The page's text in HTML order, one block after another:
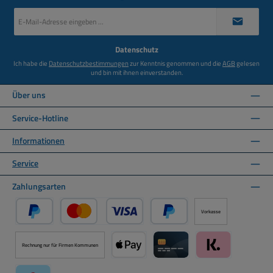
Mail-
Datenschutz
Ich habe die Datenschutzbestimmungenzur Kenntnis genommen und dieAGBgelesen
und bin mit ihnen einverstanden.
Über uns
Service-Hotline
Informationen
Service
Zahlungsarten
PayPal Kredit- oder Debitkarte über PayPal
Später Bezahlen über PayPal
Vorkasse
Rechnung nur für Firmen Kommunen